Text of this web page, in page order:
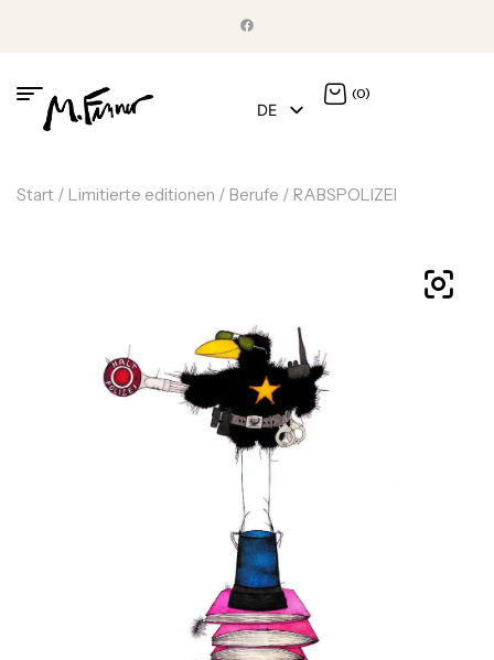
DE
(0)
Start / Limitierte editionen / Berufe / RABSPOLIZEI